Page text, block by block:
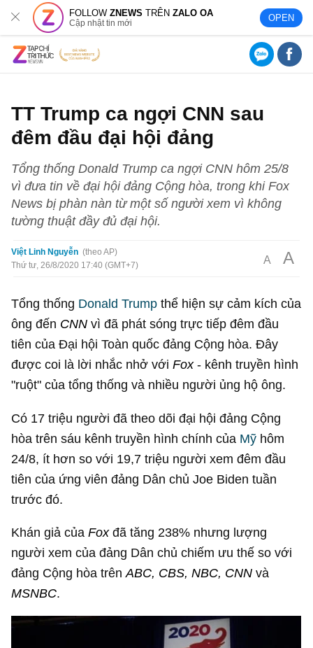
FOLLOWZNEWS TRÊNZALO OA
Cập nhật tin mới OPEN
TT Trump ca ngợi CNN sau
đêm đầu đại hội đảng
Tổng thống Donald Trump ca ngợi CNN hôm 25/8
vì đưa tin về đại hội đảng Cộng hòa, trong khi Fox
News bị phàn nàn từ một số người xem vì không
tường thuật đầy đủ đại hội.
Việt Linh Nguyễn
theo AP
Thứ tư, 26/8/2020 17:40 (GMT+7)
A A
Tổng thống Donald Trump thể hiện sự cảm kích của
ông đến CNN vì đã phát sóng trực tiếp đêm đầu
tiên của Đại hội Toàn quốc đảng Cộng hòa. Đây
được coi là lời nhắc nhở vớiFox- kênh truyền hình
"ruột" của tổng thống và nhiều người ủng hộ ông.
Có 17 triệu người đã theo dõi đại hội đảng Cộng
hòa trên sáu kênh truyền hình chính của Mỹ hôm
24/8, ít hơn so với 19,7 triệu người xem đêm đầu
tiên của ứng viên đảng Dân chủ Joe Biden tuần
trước đó.
Khán giả củaFoxđã tăng 238% nhưng lượng
người xem của đảng Dân chủ chiếm ưu thế so với
đảng Cộng hòa trênABC, CBS, NBC, CNN và
MSNBC.